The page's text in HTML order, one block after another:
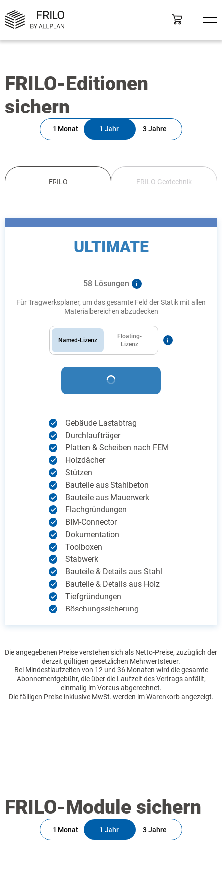
FRILO-Editionen
sichern
1 Monat 1 Jahr 3 Jahre
FRILO FRILO Geotechnik
ULTIMATE
58 Lösungen
Für Tragwerksplaner, um das gesamte Feld der Statik mit allen
Materialbereichen abzudecken
Named-Lizenz
Floating-
Lizenz
Gebäude Lastabtrag
Durchlaufträger
Platten & Scheiben nach FEM
Holzdächer
Stützen
Bauteile aus Stahlbeton
Bauteile aus Mauerwerk
Flachgründungen
BIM-Connector
Dokumentation
Toolboxen
Stabwerk
Bauteile & Details aus Stahl
Bauteile & Details aus Holz
Tiefgründungen
Böschungssicherung
Die angegebenen Preise verstehen sich als Netto-Preise, zuzüglich der
derzeit gültigen gesetzlichen Mehrwertsteuer.
Bei Mindestlaufzeiten von 12 und 36 Monaten wird die gesamte
Abonnementgebühr, die über die Laufzeit des Vertrags anfällt,
einmalig im Voraus abgerechnet.
Die fälligen Preise inklusive MwSt. werden im Warenkorb angezeigt.
FRILO-Module sichern
1 Monat 1 Jahr 3 Jahre